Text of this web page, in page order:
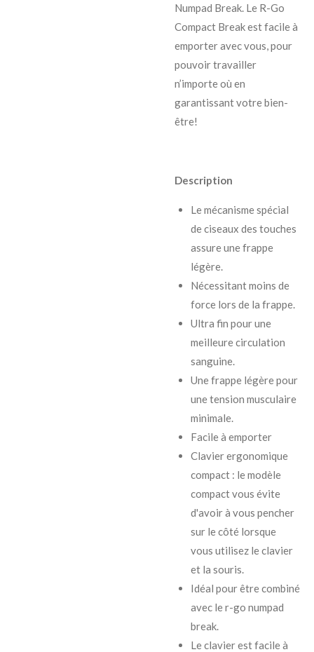
Numpad Break. Le R-Go
Compact Break est facile à
emporter avec vous, pour
pouvoir travailler
n’importe où en
garantissant votre bien-
être!
Description
Le mécanisme spécial
de ciseaux des touches
assure une frappe
légère.
Nécessitant moins de
force lors de la frappe.
Ultra fin pour une
meilleure circulation
sanguine.
Une frappe légère pour
une tension musculaire
minimale.
Facile à emporter
Clavier ergonomique
compact : le modèle
compact vous évite
d'avoir à vous pencher
sur le côté lorsque
vous utilisez le clavier
et la souris.
Idéal pour être combiné
avec le r-go numpad
break.
Le clavier est facile à